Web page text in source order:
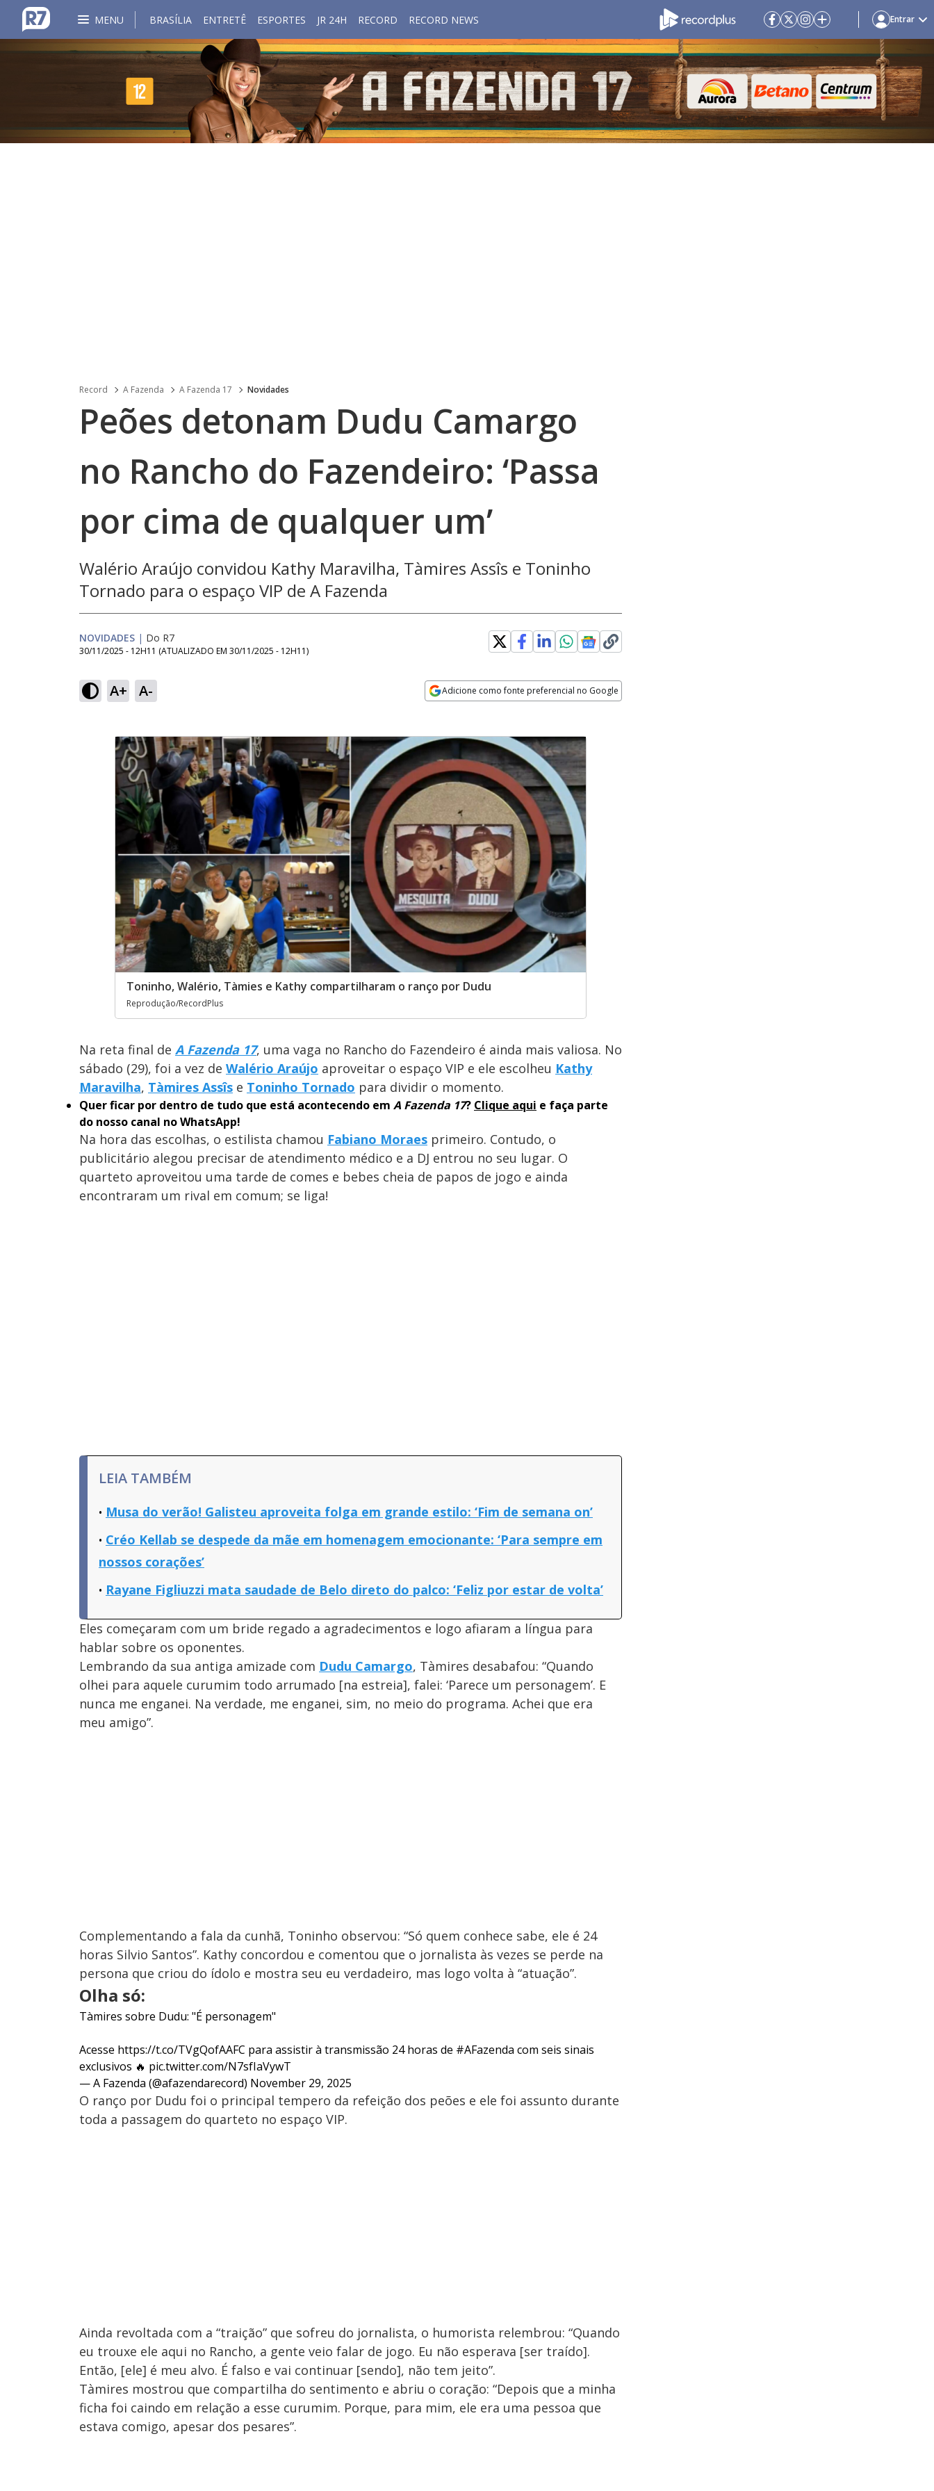
MENU BRASÍLIA ENTRETÊ ESPORTES JR 24H RECORD RECORD NEWS Entrar
Record A Fazenda A Fazenda 17 Novidades
Peões detonam Dudu Camargo
no Rancho do Fazendeiro: ‘Passa
por cima de qualquer um’
Walério Araújo convidou Kathy Maravilha, Tàmires Assîs e Toninho
Tornado para o espaço VIP de A Fazenda
NOVIDADES | Do R7
30/11/2025 - 12H11 (ATUALIZADO EM 30/11/2025 - 12H11)
A+ A- Adicione como fonte preferencial no Google
Toninho, Walério, Tàmies e Kathy compartilharam o ranço por Dudu
Reprodução/RecordPlus
Na reta final de A Fazenda 17, uma vaga no Rancho do Fazendeiro é ainda mais valiosa. No
sábado (29), foi a vez de Walério Araújo aproveitar o espaço VIP e ele escolheu Kathy
Maravilha, Tàmires Assîs e Toninho Tornado para dividir o momento.
Quer ficar por dentro de tudo que está acontecendo em A Fazenda 17? Clique aqui e faça parte
do nosso canal no WhatsApp!
Na hora das escolhas, o estilista chamou Fabiano Moraes primeiro. Contudo, o
publicitário alegou precisar de atendimento médico e a DJ entrou no seu lugar. O
quarteto aproveitou uma tarde de comes e bebes cheia de papos de jogo e ainda
encontraram um rival em comum; se liga!
LEIA TAMBÉM
Musa do verão! Galisteu aproveita folga em grande estilo: ‘Fim de semana on’
Créo Kellab se despede da mãe em homenagem emocionante: ‘Para sempre em
nossos corações’
Rayane Figliuzzi mata saudade de Belo direto do palco: ‘Feliz por estar de volta’
Eles começaram com um bride regado a agradecimentos e logo afiaram a língua para
hablar sobre os oponentes.
Lembrando da sua antiga amizade com Dudu Camargo, Tàmires desabafou: “Quando
olhei para aquele curumim todo arrumado [na estreia], falei: ‘Parece um personagem’. E
nunca me enganei. Na verdade, me enganei, sim, no meio do programa. Achei que era
meu amigo”.
Complementando a fala da cunhã, Toninho observou: “Só quem conhece sabe, ele é 24
horas Silvio Santos”. Kathy concordou e comentou que o jornalista às vezes se perde na
persona que criou do ídolo e mostra seu eu verdadeiro, mas logo volta à “atuação”.
Olha só:
Tàmires sobre Dudu: "É personagem"
Acesse https://t.co/TVgQofAAFC para assistir à transmissão 24 horas de #AFazenda com seis sinais
exclusivos 🔥 pic.twitter.com/N7sfIaVywT
— A Fazenda (@afazendarecord) November 29, 2025
O ranço por Dudu foi o principal tempero da refeição dos peões e ele foi assunto durante
toda a passagem do quarteto no espaço VIP.
Ainda revoltada com a “traição” que sofreu do jornalista, o humorista relembrou: “Quando
eu trouxe ele aqui no Rancho, a gente veio falar de jogo. Eu não esperava [ser traído].
Então, [ele] é meu alvo. É falso e vai continuar [sendo], não tem jeito”.
Tàmires mostrou que compartilha do sentimento e abriu o coração: “Depois que a minha
ficha foi caindo em relação a esse curumim. Porque, para mim, ele era uma pessoa que
estava comigo, apesar dos pesares”.